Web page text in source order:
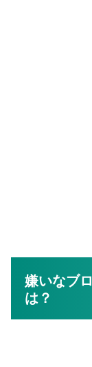
嫌いなブ
は？